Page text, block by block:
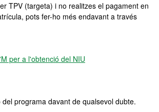
TPV (targeta) i no realitzes el pagament en
pots fer-ho més endavant a través
per a l'obtenció del NIU
programa davant de qualsevol dubte.